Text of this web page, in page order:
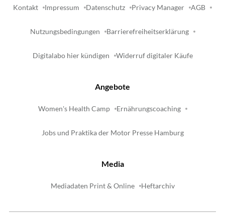
Kontakt Impressum Datenschutz Privacy Manager AGB
Nutzungsbedingungen Barrierefreiheitserklärung
Digitalabo hier kündigen Widerruf digitaler Käufe
Angebote
Women's Health Camp Ernährungscoaching
Jobs und Praktika der Motor Presse Hamburg
Media
Mediadaten Print & Online Heftarchiv